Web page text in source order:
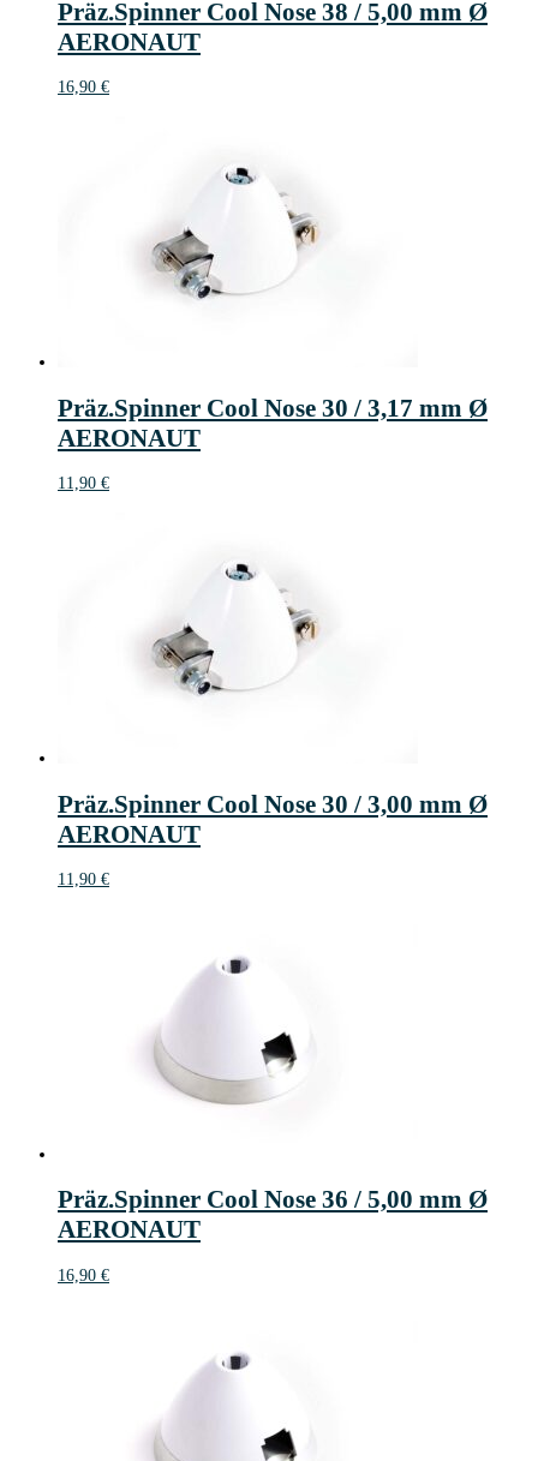
Präz.Spinner Cool Nose 38 / 5,00 mm Ø
AERONAUT
16,90 €
Präz.Spinner Cool Nose 30 / 3,17 mm Ø
AERONAUT
11,90 €
Präz.Spinner Cool Nose 30 / 3,00 mm Ø
AERONAUT
11,90 €
Präz.Spinner Cool Nose 36 / 5,00 mm Ø
AERONAUT
16,90 €